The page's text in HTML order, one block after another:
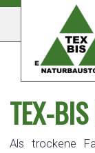
TEX-BIS
Als trockene